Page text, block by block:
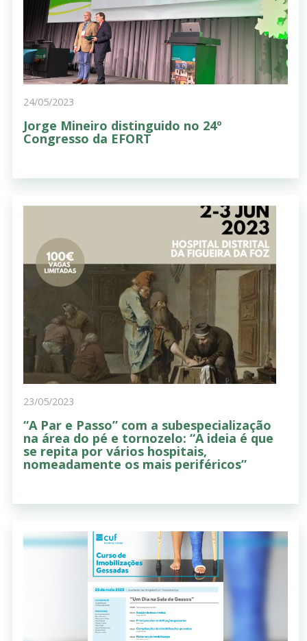
24/05/2023
Jorge Mineiro distinguido no 24º
Congresso da EFORT
23/05/2023
“A Par e Passo” com a subespecialização
na área do pé e tornozelo: “A ideia é que
se repita por vários hospitais,
nomeadamente os mais periféricos”